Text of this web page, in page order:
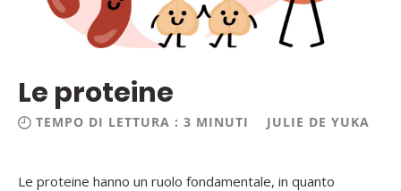
Le proteine
TEMPO DI LETTURA : 3 MINUTI JULIE DE YUKA
Le proteine hanno un ruolo fondamentale, in quanto